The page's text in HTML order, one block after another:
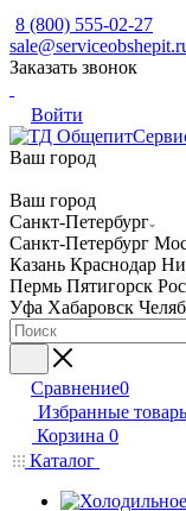
8 (800) 555-02-27
Заказать звонок
Войти
Ваш город
Ваш город
Санкт-Петербург
Санкт-Петербург
Казань Краснодар
Пермь Пятигорск
Уфа Хабаровск
Сравнение0
Избранные
Корзина 0
Каталог